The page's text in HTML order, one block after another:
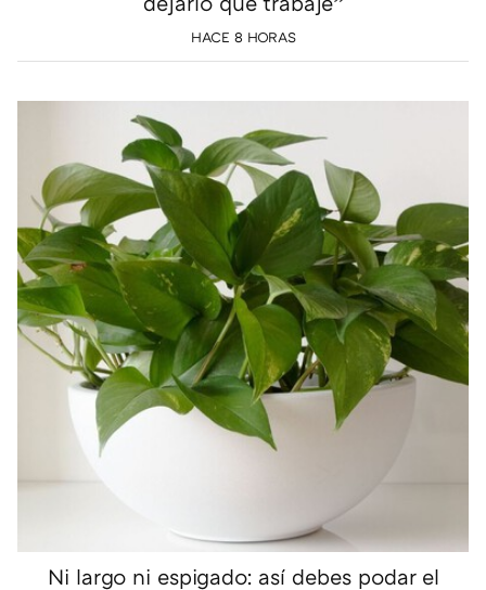
HACE 8 HORAS
Ni largo ni espigado: así debes podar el